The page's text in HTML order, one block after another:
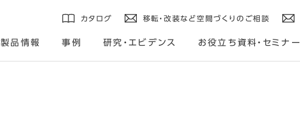
カタログ 移転・改装など空間づくりのご相談
製品情報 事例 研究・エビデンス お役立ち資料・セミナー